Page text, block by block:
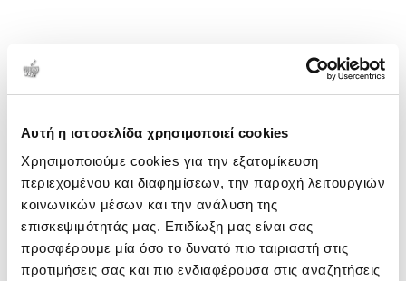
Αυτή η ιστοσελίδα χρησιμοποιεί cookies
Χρησιμοποιούμε cookies για την εξατομίκευση
περιεχομένου και διαφημίσεων, την παροχή λειτουργιών
κοινωνικών μέσων και την ανάλυση της
επισκεψιμότητάς μας. Επιδίωξη μας είναι σας
προσφέρουμε μία όσο το δυνατό πιο ταιριαστή στις
προτιμήσεις σας και πιο ενδιαφέρουσα στις αναζητήσεις